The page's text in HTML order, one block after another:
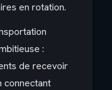
en rotation.
:
de recevoir
connectant